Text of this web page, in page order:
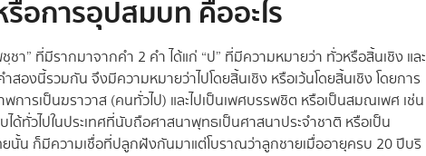
อการอุปสมบท คืออะไร
า” ที่มีรากมาจากคำ 2 คำ ได้แก่ “ป” ที่มีความหมายว่า ทั่วหรือสิ้นเชิง และ
สองนี้รวมกัน จึงมีความหมายว่าไปโดยสิ้นเชิง หรือเว้นโดยสิ้นเชิง โดยการ
พการเป็นฆราวาส (คนทั่วไป) และไปเป็นเพศบรรพชิต หรือเป็นสมณเพศ เช่น
ด้ทั่วไปในประเทศที่นับถือศาสนาพุทธเป็นศาสนาประจำชาติ หรือเป็น
นั้น ก็มีความเชื่อที่ปลูกฝังกันมาแต่โบราณว่าลูกชายเมื่ออายุครบ 20 ปีบริ